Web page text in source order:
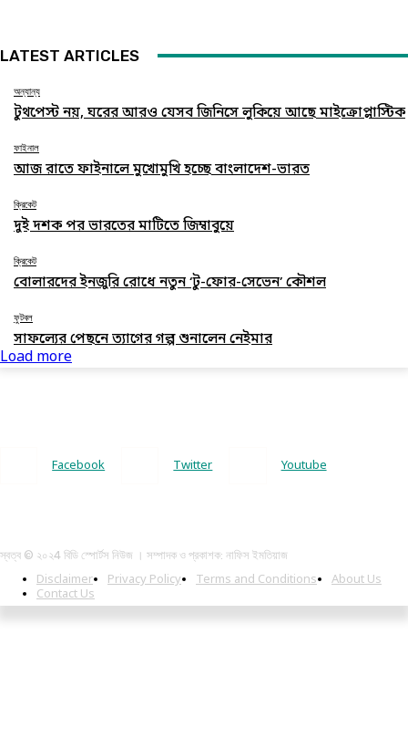
LATEST ARTICLES
অন্যান্য
টুথপেস্ট নয়, ঘরের আরও যেসব জিনিসে লুকিয়ে আছে মাইক্রোপ্লাস্টিক
ফাইনাল
আজ রাতে ফাইনালে মুখোমুখি হচ্ছে বাংলাদেশ-ভারত
ক্রিকেট
দুই দশক পর ভারতের মাটিতে জিম্বাবুয়ে
ক্রিকেট
বোলারদের ইনজুরি রোধে নতুন ‘টু-ফোর-সেভেন’ কৌশল
ফুটবল
সাফল্যের পেছনে ত্যাগের গল্প শুনালেন নেইমার
Load more
Facebook Twitter Youtube
স্বত্ব © ২০২4 বিডি স্পোর্টস নিউজ । সম্পাদক ও প্রকাশক: নাফিস ইমতিয়াজ
Disclaimer Privacy Policy Terms and Conditions
About Us
Contact Us